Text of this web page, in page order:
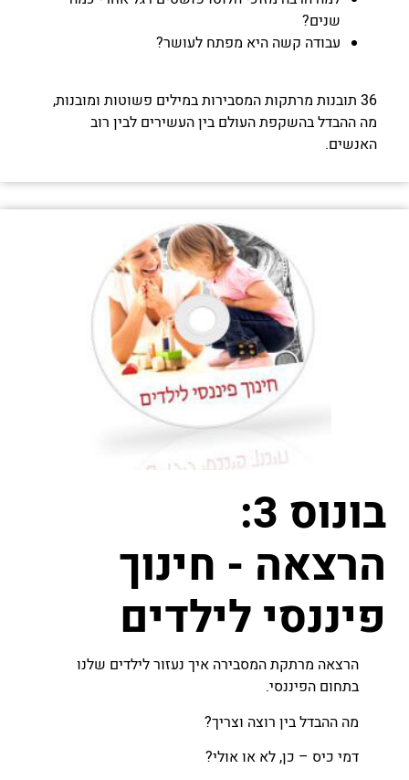
שנים?
עבודה קשה היא מפתח לעושר?
36 תובנות מרתקות המסבירות במילים פשוטות ומובנות,
מה ההבדל בהשקפת העולם בין העשירים לבין רוב
האנשים.
בונוס 3:
הרצאה - חינוך
פיננסי לילדים
הרצאה מרתקת המסבירה איך נעזור לילדים שלנו
בתחום הפיננסי.
מה ההבדל בין רוצה וצריך?
דמי כיס – כן, לא או אולי?